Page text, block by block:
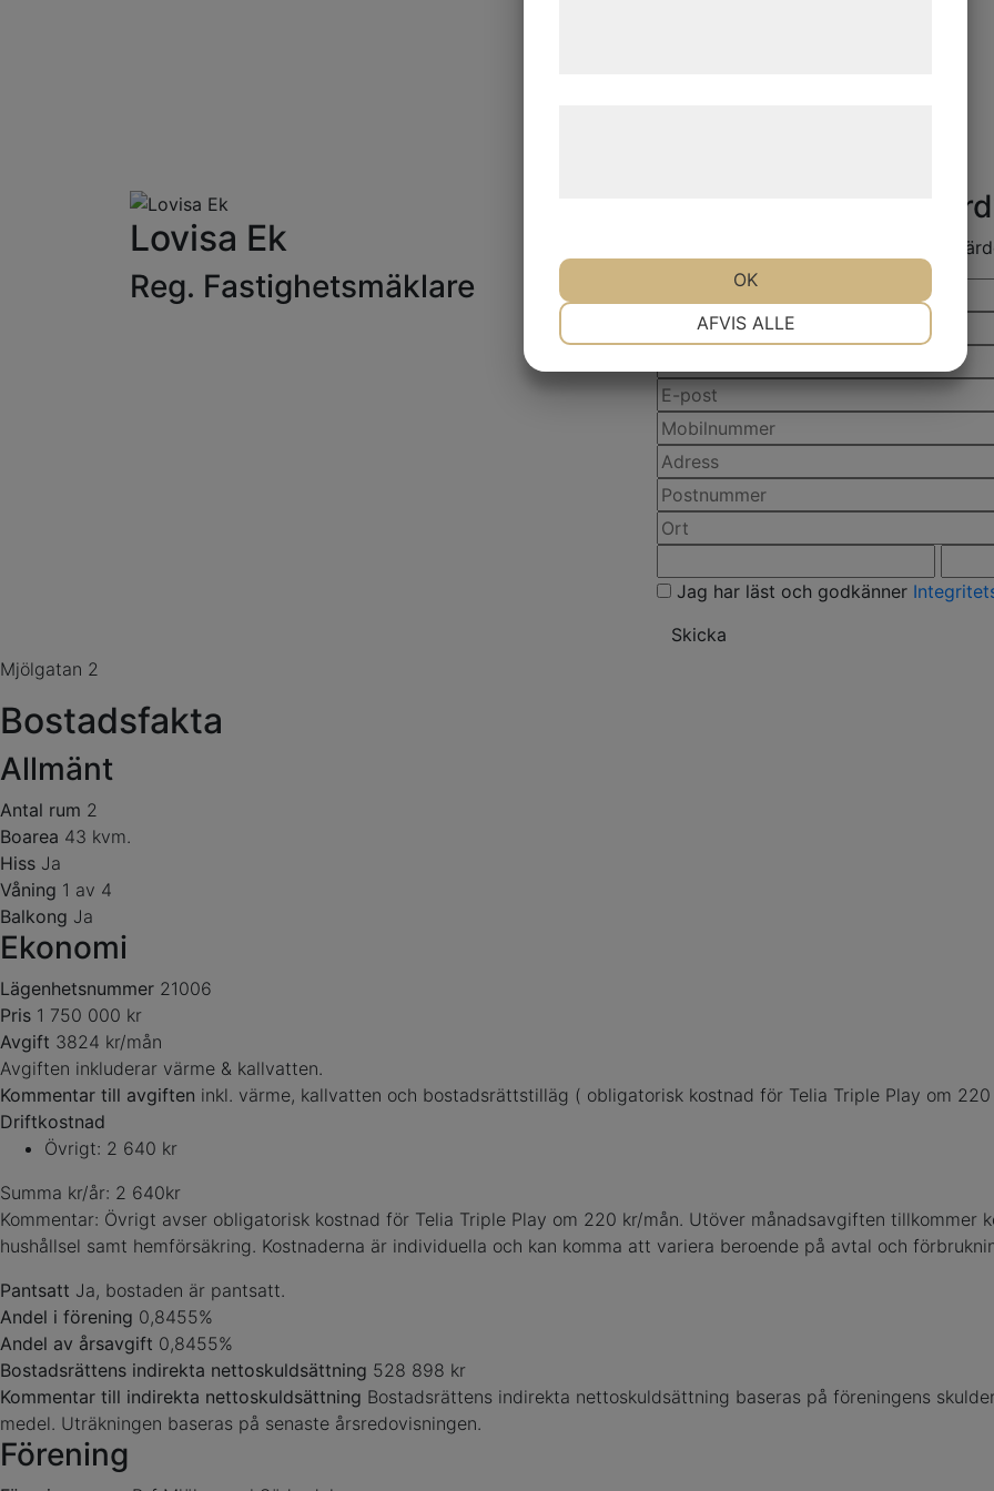
Lovisa Ek
Reg. Fastighetsmäklare
Vad är din bostad
Jag hjälper dig med en kostnadsfri
Jag har läst och godkänner
Skicka
Mjölgatan 2
Bostadsfakta
Allmänt
Antal rum 2
Boarea 43 kvm.
Hiss Ja
Våning 1 av 4
Balkong Ja
Ekonomi
Lägenhetsnummer 21006
Pris 1 750 000 kr
Avgift 3824 kr/mån
Avgiften inkluderar värme & kallvatten.
Kommentar till avgiften inkl. värme, kallvatten och bostadsrättstilläg ( obligatorisk kostnad för Telia Triple Play om 220
Driftkostnad
Övrigt: 2 640 kr
Summa kr/år: 2 640kr
Kommentar: Övrigt avser obligatorisk kostnad för Telia Triple Play om 220 kr/mån. Utöver månadsavgiften
hushållsel samt hemförsäkring. Kostnaderna är individuella och kan komma att variera beroende på avtal och
Pantsatt Ja, bostaden är pantsatt.
Andel i förening 0,8455%
Andel av årsavgift 0,8455%
Bostadsrättens indirekta nettoskuldsättning 528 898 kr
Kommentar till indirekta nettoskuldsättning Bostadsrättens indirekta nettoskuldsättning baseras på föreningens
medel. Uträkningen baseras på senaste årsredovisningen.
Förening
MARKETING
AFVIS ALLE
OK